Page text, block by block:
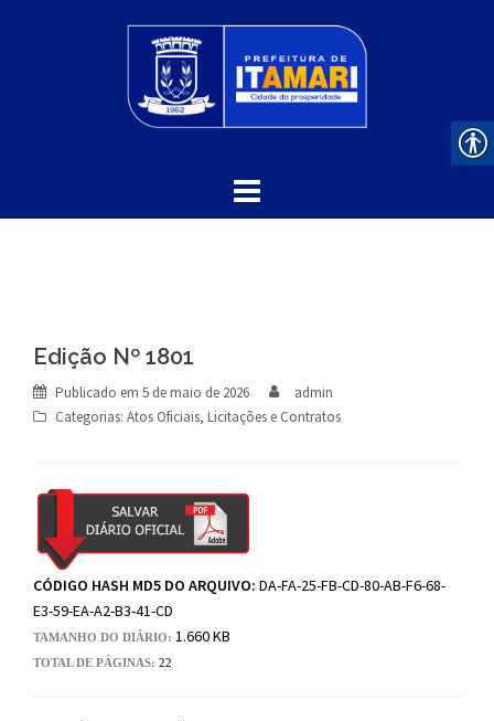
Edição Nº 1801
Publicado em 5 de maio de 2026
admin
Categorias: Atos Oficiais, Licitações e Contratos
CÓDIGO HASH MD5 DO ARQUIVO: DA-FA-25-FB-CD-80-AB-F6-68-
E3-59-EA-A2-B3-41-CD
TAMANHO DO DIÁRIO: 1.660 KB
TOTAL DE PÁGINAS: 22